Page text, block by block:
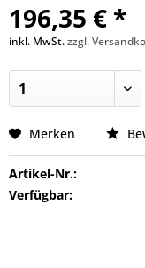
196,35 € *
inkl. MwSt.zzgl.
Merken
Artikel-Nr.:
Verfügbar: